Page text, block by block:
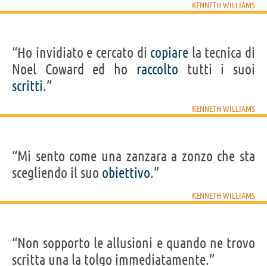
KENNETH WILLIAMS
“Ho invidiato e cercato di copiare la tecnica di
Noel Coward ed ho raccolto tutti i suoi
scritti.”
KENNETH WILLIAMS
“Mi sento come una zanzara a zonzo che sta
scegliendo il suo obiettivo.”
KENNETH WILLIAMS
“Non sopporto le allusioni e quando ne trovo
scritta una la tolgo immediatamente.”